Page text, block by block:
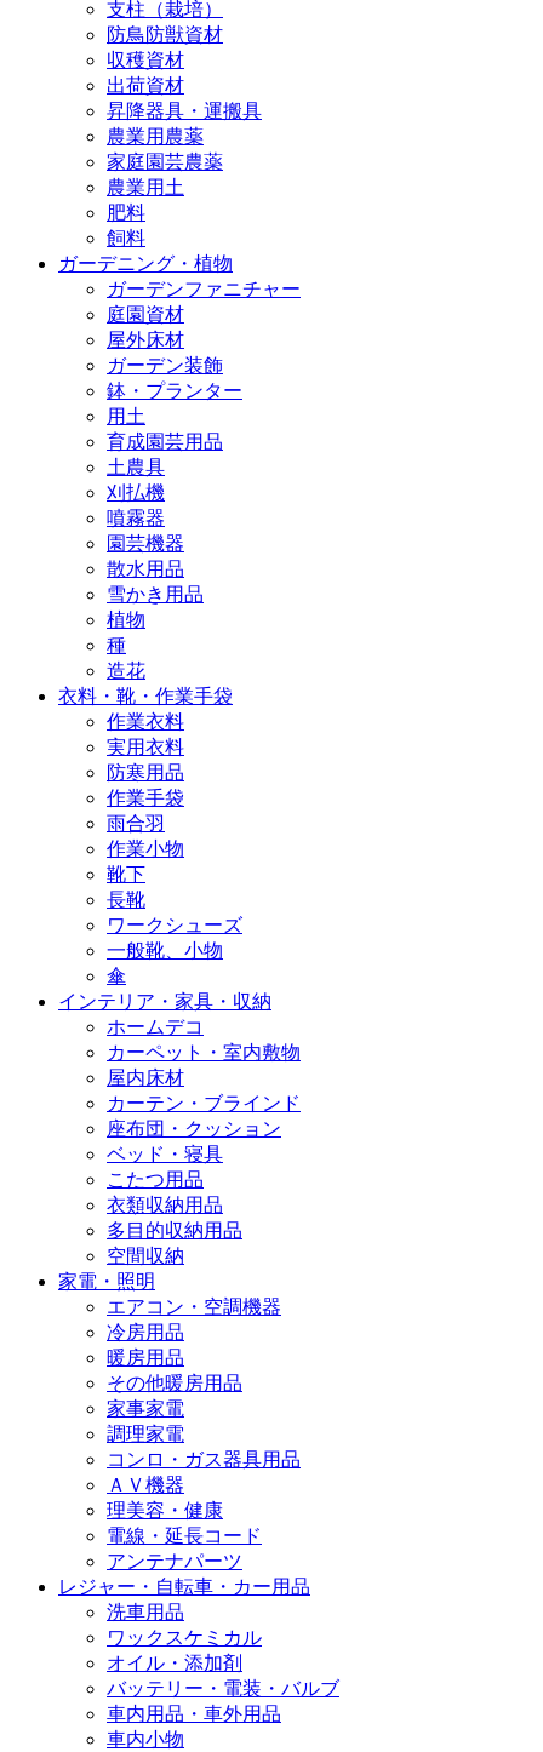
支柱（栽培）
防鳥防獣資材
収穫資材
出荷資材
昇降器具・運搬具
農業用農薬
家庭園芸農薬
農業用土
肥料
飼料
ガーデニング・植物
ガーデンファニチャー
庭園資材
屋外床材
ガーデン装飾
鉢・プランター
用土
育成園芸用品
土農具
刈払機
噴霧器
園芸機器
散水用品
雪かき用品
植物
種
造花
衣料・靴・作業手袋
作業衣料
実用衣料
防寒用品
作業手袋
雨合羽
作業小物
靴下
長靴
ワークシューズ
一般靴、小物
傘
インテリア・家具・収納
ホームデコ
カーペット・室内敷物
屋内床材
カーテン・ブラインド
座布団・クッション
ベッド・寝具
こたつ用品
衣類収納用品
多目的収納用品
空間収納
家電・照明
エアコン・空調機器
冷房用品
暖房用品
その他暖房用品
家事家電
調理家電
コンロ・ガス器具用品
ＡＶ機器
理美容・健康
電線・延長コード
アンテナパーツ
レジャー・自転車・カー用品
洗車用品
ワックスケミカル
オイル・添加剤
バッテリー・電装・バルブ
車内用品・車外用品
車内小物